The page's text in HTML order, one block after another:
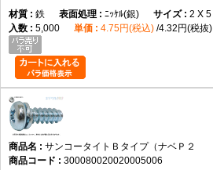
鉄
ﾆｯｹﾙ(銀) 2 X 5
5,000
4.75円(税込) 4.32円(税抜)
サンコータイトＢタイプ（ナベＰ２
300080020020005006